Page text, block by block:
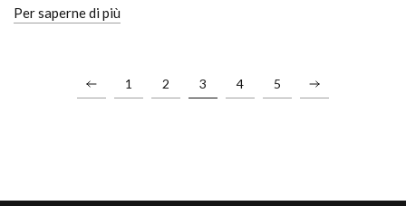
Per saperne di più
1 2 3 4 5